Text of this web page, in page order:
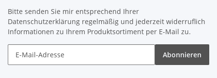
Bitte senden Sie mir entsprechend Ihrer
Datenschutzerklärung regelmäßig und jederzeit widerruflich
Informationen zu Ihrem Produktsortiment per E-Mail zu.
Abonnieren